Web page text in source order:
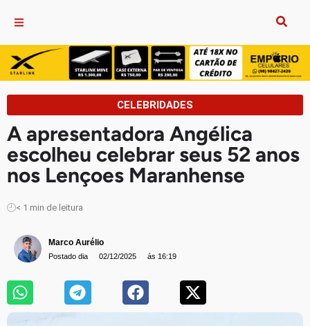
CELEBRIDADES
A apresentadora Angélica
escolheu celebrar seus 52 anos
nos Lençoes Maranhense
< 1 min de leitura
Marco Aurélio
Postado dia 02/12/2025 ás 16:19